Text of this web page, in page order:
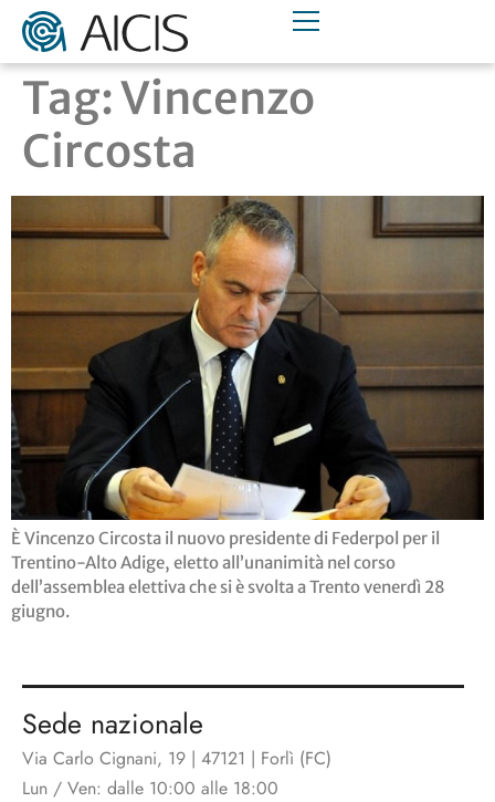
Tag:Vincenzo
Circosta
È Vincenzo Circosta il nuovo presidente di Federpol per il
Trentino-Alto Adige, eletto all’unanimità nel corso
dell’assemblea elettiva che si è svolta a Trento venerdì 28
giugno.
Sede nazionale
Via Carlo Cignani, 19 | 47121 | Forlì (FC)
Lun / Ven: dalle 10:00 alle 18:00